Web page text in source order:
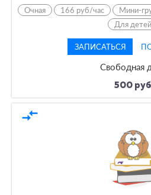
Очная 166 руб/час Мини-
Для детей
ЗАПИСАТЬСЯ
Свободная
500 руб
compare_arrows